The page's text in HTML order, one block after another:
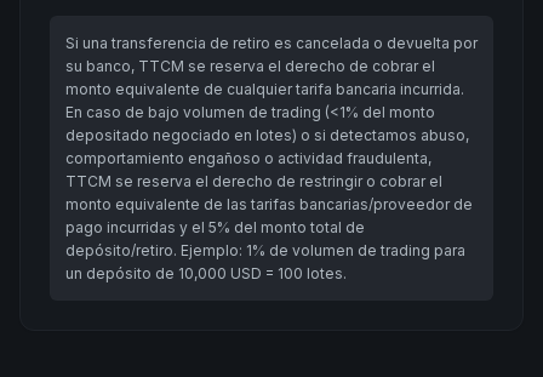
Si una transferencia de retiro es cancelada o devuelta por
su banco, TTCM se reserva el derecho de cobrar el
monto equivalente de cualquier tarifa bancaria incurrida.
En caso de bajo volumen de trading (<1% del monto
depositado negociado en lotes) o si detectamos abuso,
comportamiento engañoso o actividad fraudulenta,
TTCM se reserva el derecho de restringir o cobrar el
monto equivalente de las tarifas bancarias/proveedor de
pago incurridas y el 5% del monto total de
depósito/retiro. Ejemplo: 1% de volumen de trading para
un depósito de 10,000 USD = 100 lotes.